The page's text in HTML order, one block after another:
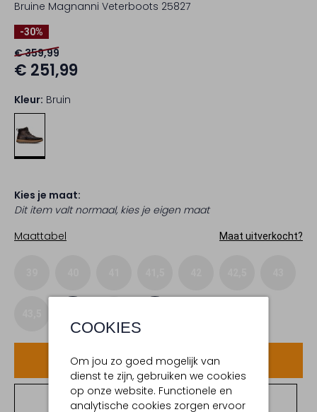
COOKIES
Om jou zo goed mogelijk van
dienst te zijn, gebruiken we cookies
op onze website. Functionele en
analytische cookies zorgen ervoor
Bruine Magnanni Veterboots 25827
-30%
€ 359,99
€ 251,99
Kleur: Bruin
Kies je maat:
Dit item valt normaal, kies je eigen maat
Maattabel
Maat uitverkocht?
Voeg toe
Bekijk winkelvoorraad